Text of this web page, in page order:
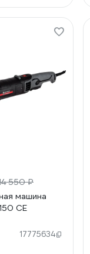
550 ₽
машина
CE
17775634